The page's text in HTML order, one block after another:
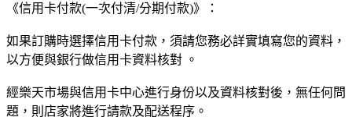
《信用卡付款(一次付清/分期付款)》：
如果訂購時選擇信用卡付款，須請您務必詳實填寫您的資料，
以方便與銀行做信用卡資料核對 。
經樂天市場與信用卡中心進行身份以及資料核對後，無任何問
題，則店家將進行請款及配送程序。